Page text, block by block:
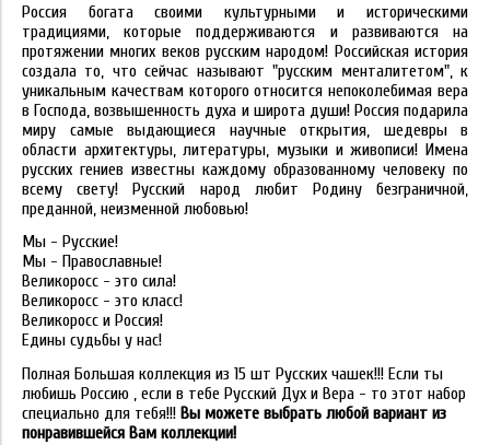
Россия богата своими культурными и историческими
традициями, которые поддерживаются и развиваются на
протяжении многих веков русским народом! Российская история
создала то, что сейчас называют "русским менталитетом", к
уникальным качествам которого относится непоколебимая вера
в Господа, возвышенность духа и широта души! Россия подарила
миру самые выдающиеся научные открытия, шедевры в
области архитектуры, литературы, музыки и живописи! Имена
русских гениев известны каждому образованному человеку по
всему свету! Русский народ любит Родину безграничной,
преданной, неизменной любовью!
Мы - Русские!
Мы - Православные!
Великоросс - это сила!
Великоросс - это класс!
Великоросс и Россия!
Едины судьбы у нас!
Полная Большая коллекция из 15 шт Русских чашек!!! Если ты
любишь Россию , если в тебе Русский Дух и Вера - то этот набор
специально для тебя!!! Вы можете выбрать любой вариант из
понравившейся Вам коллекции!